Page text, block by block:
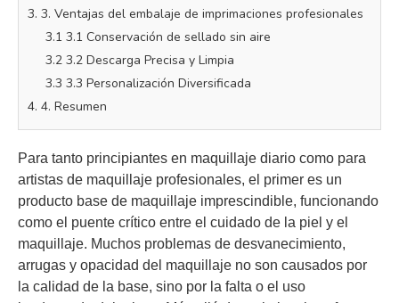
3. 3. Ventajas del embalaje de imprimaciones profesionales
3.1 3.1 Conservación de sellado sin aire
3.2 3.2 Descarga Precisa y Limpia
3.3 3.3 Personalización Diversificada
4. 4. Resumen
Para tanto principiantes en maquillaje diario como para
artistas de maquillaje profesionales, el primer es un
producto base de maquillaje imprescindible, funcionando
como el puente crítico entre el cuidado de la piel y el
maquillaje. Muchos problemas de desvanecimiento,
arrugas y opacidad del maquillaje no son causados por
la calidad de la base, sino por la falta o el uso